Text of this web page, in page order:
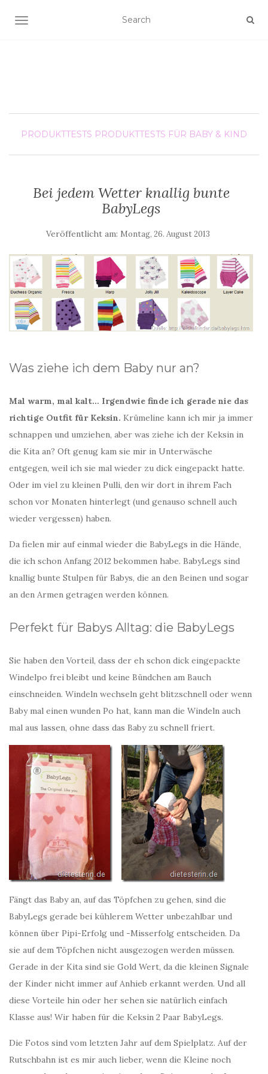
SCHALTE NAVIGATION
PRODUKTTESTS PRODUKTTESTS FÜR BABY & KIND
Bei jedem Wetter knallig bunte
BabyLegs
Veröffentlicht am: Montag, 26. August 2013
Was ziehe ich dem Baby nur an?
Mal warm, mal kalt… Irgendwie finde ich gerade nie das
richtige Outfit für Keksin. Krümeline kann ich mir ja immer
schnappen und umziehen, aber was ziehe ich der Keksin in
die Kita an? Oft genug kam sie mir in Unterwäsche
entgegen, weil ich sie mal wieder zu dick eingepackt hatte.
Oder im viel zu kleinen Pulli, den wir dort in ihrem Fach
schon vor Monaten hinterlegt (und genauso schnell auch
wieder vergessen) haben.
Da fielen mir auf einmal wieder die BabyLegs in die Hände,
die ich schon Anfang 2012 bekommen habe. BabyLegs sind
knallig bunte Stulpen für Babys, die an den Beinen und sogar
an den Armen getragen werden können.
Perfekt für Babys Alltag: die BabyLegs
Sie haben den Vorteil, dass der eh schon dick eingepackte
Windelpo frei bleibt und keine Bündchen am Bauch
einschneiden. Windeln wechseln geht blitzschnell oder wenn
Baby mal einen wunden Po hat, kann man die Windeln auch
mal aus lassen, ohne dass das Baby zu schnell friert.
Fängt das Baby an, auf das Töpfchen zu gehen, sind die
BabyLegs gerade bei kühlerem Wetter unbezahlbar und
können über Pipi-Erfolg und -Misserfolg entscheiden. Da
sie auf dem Töpfchen nicht ausgezogen werden müssen.
Gerade in der Kita sind sie Gold Wert, da die kleinen Signale
der Kinder nicht immer auf Anhieb erkannt werden. Und all
diese Vorteile hin oder her sehen sie natürlich einfach
Klasse aus! Wir haben für die Keksin 2 Paar BabyLegs.
Die Fotos sind vom letzten Jahr auf dem Spielplatz. Auf der
Rutschbahn ist es mir auch lieber, wenn die Kleine noch